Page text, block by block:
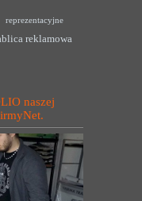
reprezentacyjne
reklamowa
naszej